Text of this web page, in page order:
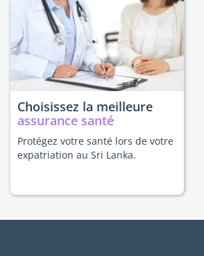
Choisissez la meilleure
assurance santé
Protégez votre santé lors de votre
expatriation au Sri Lanka.